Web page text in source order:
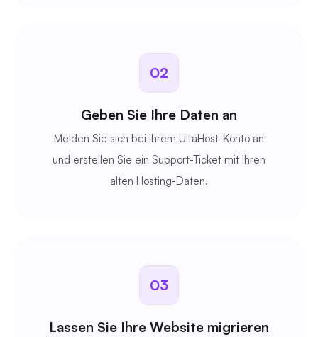
02
Geben Sie Ihre Daten an
Melden Sie sich bei Ihrem UltaHost-Konto an
und erstellen Sie ein Support-Ticket mit Ihren
alten Hosting-Daten.
03
Lassen Sie Ihre Website migrieren